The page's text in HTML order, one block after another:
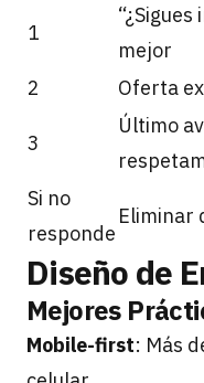
1
mejor
2
Oferta
3
Último
Si no
responde
Eliminar
Diseño de
Mejores
Mobile-first: Más